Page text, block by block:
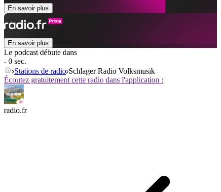
En savoir plus
En savoir plus
Le podcast débute dans
- 0 sec.
Stations de radio Schlager Radio Volksmusik
Écoutez gratuitement cette radio dans l'application :
radio.fr